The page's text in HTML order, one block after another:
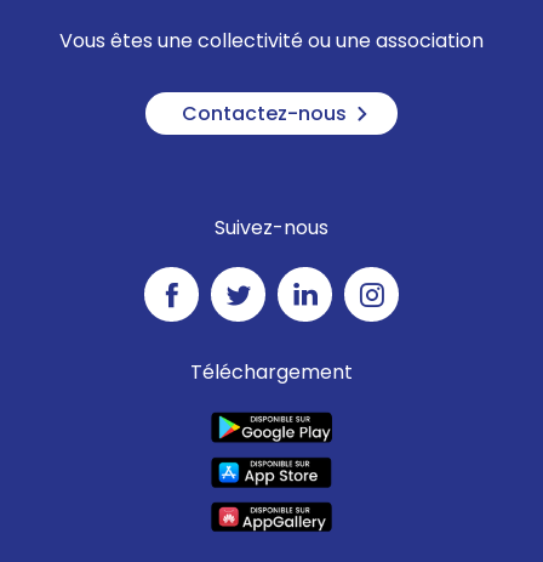
Vous êtes une collectivité ou une association
Contactez-nous
Suivez-nous
Téléchargement